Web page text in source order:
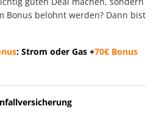
Bonus belohnt werden? Dann bist
: Strom oder Gas +70€ Bonus